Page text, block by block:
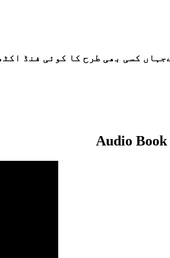
کسی بھی طرح کا کوئی فنڈ
Audio Book